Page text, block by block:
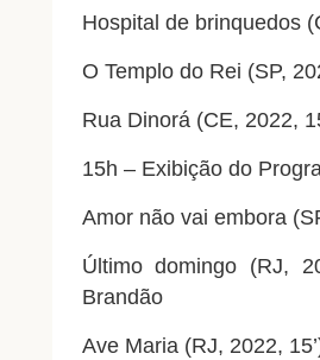
Hospital de brinquedos
O Templo do Rei (SP,
Rua Dinorá (CE, 2022,
15h – Exibição do
Amor não vai embora
Último domingo (RJ,
Brandão
Ave Maria (RJ, 2022,